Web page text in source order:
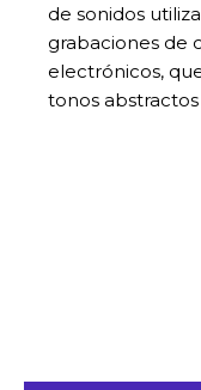
de sonidos
grabaciones de
electrónicos,
tonos